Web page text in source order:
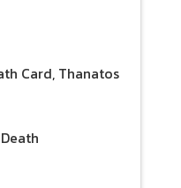
Card, Thanatos